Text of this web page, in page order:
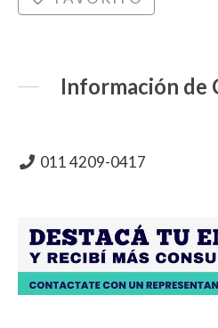
Información de
011 4209-0417